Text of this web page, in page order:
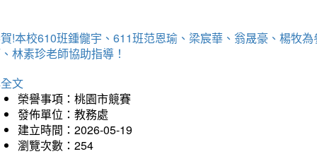
!本校610班鍾儱宇、611班范恩瑜、梁宸華、翁晟豪、楊牧
林素珍老師協助指導！
文
榮譽事項：桃園市競賽
發佈單位：教務處
建立時間：2026-05-19
瀏覽次數：254